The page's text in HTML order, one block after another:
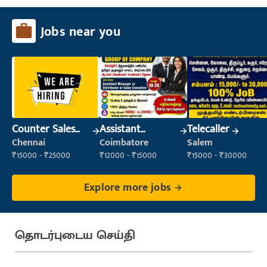
Jobs near you
Counter Sales
Executive (Retail
Sales)
Chennai
₹15000 - ₹25000
Assistant
Manager
Coimbatore
₹12000 - ₹15000
Telecaller
Salem
₹15000 - ₹30000
Explore more jobs
தொடர்புடைய செய்தி